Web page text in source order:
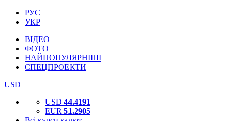
РУС
УКР
ВІДЕО
ФОТО
НАЙПОПУЛЯРНІШІ
СПЕЦПРОЕКТИ
USD
USD 44.4191
EUR 51.2905